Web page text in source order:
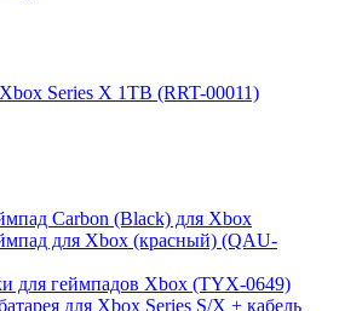
Series X 1TB (RRT-00011)
Carbon (Black) для Xbox
для Xbox (красный) (QAU-
для геймпадов Xbox (TYX-0649)
для Xbox Series S/X + кабель